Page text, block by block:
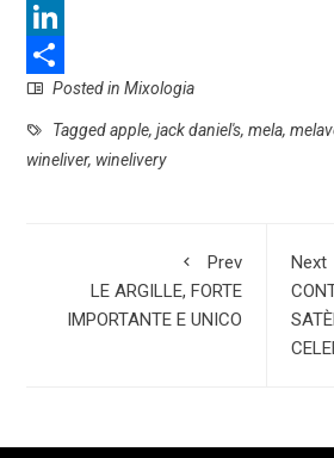
a
c
e
b
o
W
h
a
t
s
L
i
n
k
S
h
a
Posted inMixologia
Taggedapple,jack daniel's,mela,
wineliver, winelivery
Prev
LE ARGILLE, FORTE
IMPORTANTE E UNICO
Next